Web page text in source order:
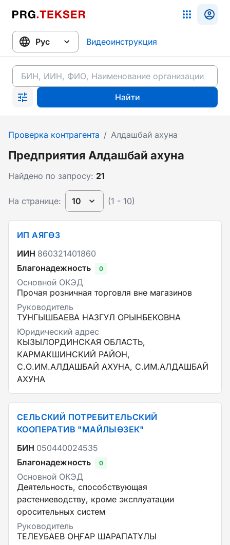
Видеоинструкция
Найти
Проверка контрагента / Алдашбай ахуна
Предприятия Алдашбай ахуна
Найдено по запросу: 21
На странице: 10 (1 - 10)
ИП АЯГӨЗ
ИИН 860321401860
Благонадежность
0
Основной ОКЭД
Прочая розничная торговля вне магазинов
Руководитель
ТУНГЫШБАЕВА НАЗГУЛ ОРЫНБЕКОВНА
Юридический адрес
КЫЗЫЛОРДИНСКАЯ ОБЛАСТЬ,
КАРМАКШИНСКИЙ РАЙОН,
С.О.ИМ.АЛДАШБАЙ АХУНА, С.ИМ.АЛДАШБАЙ
АХУНА
СЕЛЬСКИЙ ПОТРЕБИТЕЛЬСКИЙ
КООПЕРАТИВ "МАЙЛЫӨЗЕК"
БИН 050440024535
Благонадежность
0
Основной ОКЭД
Деятельность, способствующая
растениеводству, кроме эксплуатации
оросительных систем
Руководитель
ТЕЛЕУБАЕВ ОҢҒАР ШАРАПАТҰЛЫ